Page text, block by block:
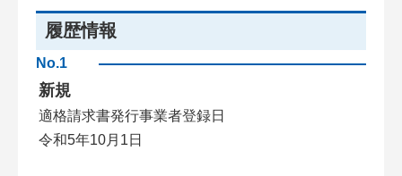
履歴情報
No.1
新規
適格請求書発行事業者登録日
令和5年10月1日